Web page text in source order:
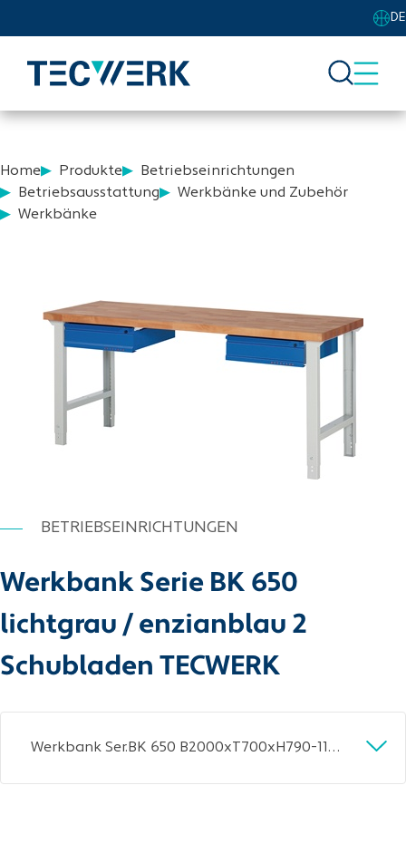
DE
Home Produkte
Betriebseinrichtungen
Betriebsausstattung
Werkbänke und Zubehör
Werkbänke
BETRIEBSEINRICHTUNGEN
Werkbank Serie BK 650
lichtgrau / enzianblau 2
Schubladen TECWERK
Werkbank Ser.BK 650 B2000xT700xH790-1140mm Buche massiv grau/blau 2 Schubl.TW